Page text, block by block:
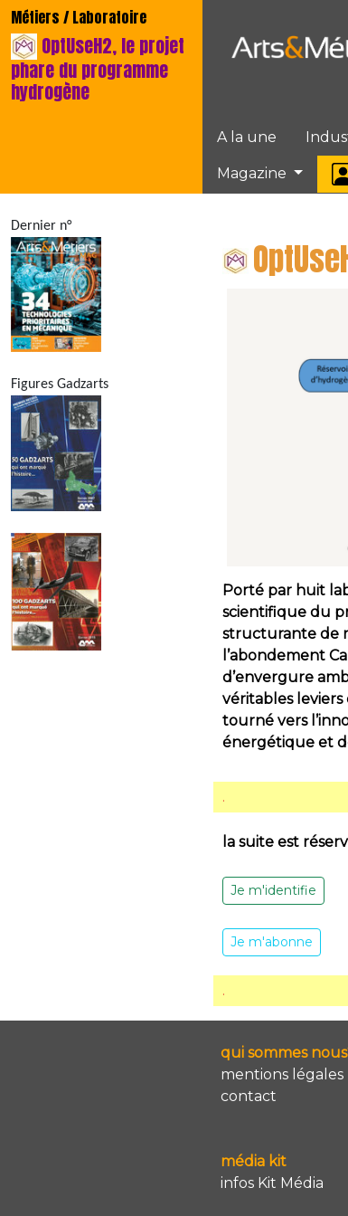
Métiers / Laboratoire
OptUseH2, le projet
phare du programme
hydrogène
A la une
Magazine
Dernier n°
Figures Gadzarts
Porté par huit
scientifique du
structurante de
l’abondement
d’envergure
véritables
tourné vers
énergétique et
.
la suite est
Je m'identifie
Je m'abonne
.
qui sommes
mentions légales
contact
média kit
infos Kit Média